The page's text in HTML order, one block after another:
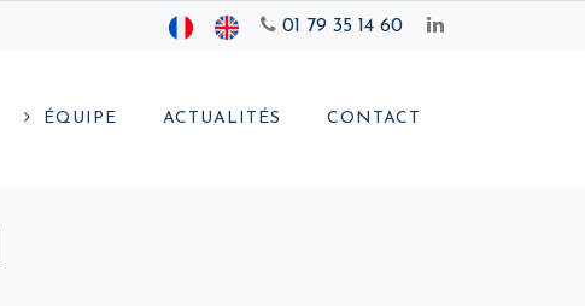
01 79 35 14 60
ÉQUIPE ACTUALITÉS CONTACT